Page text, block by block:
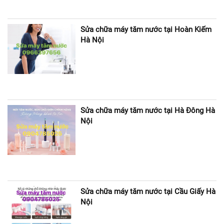
Sửa chữa máy tăm nước tại Hoàn Kiếm
Hà Nội
Sửa chữa máy tăm nước tại Hà Đông Hà
Nội
Sửa chữa máy tăm nước tại Cầu Giấy Hà
Nội